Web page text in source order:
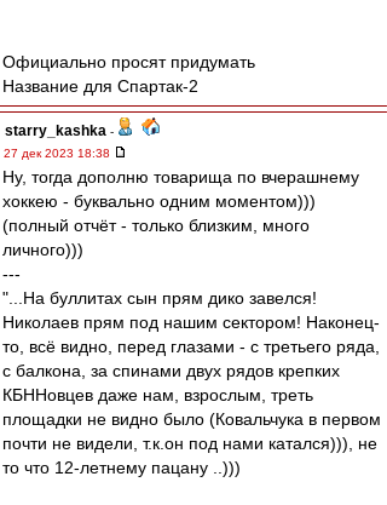
Официально просят придумать
Название для Спартак-2
starry_kashka -
27 дек 2023 18:38
Ну, тогда дополню товарища по вчерашнему
хоккею - буквально одним моментом)))
(полный отчёт - только близким, много
личного)))
---
"...На буллитах сын прям дико завелся!
Николаев прям под нашим сектором! Наконец-
то, всё видно, перед глазами - с третьего ряда,
с балкона, за спинами двух рядов крепких
КБННовцев даже нам, взрослым, треть
площадки не видно было (Ковальчука в первом
почти не видели, т.к.он под нами катался))), не
то что 12-летнему пацану ..)))